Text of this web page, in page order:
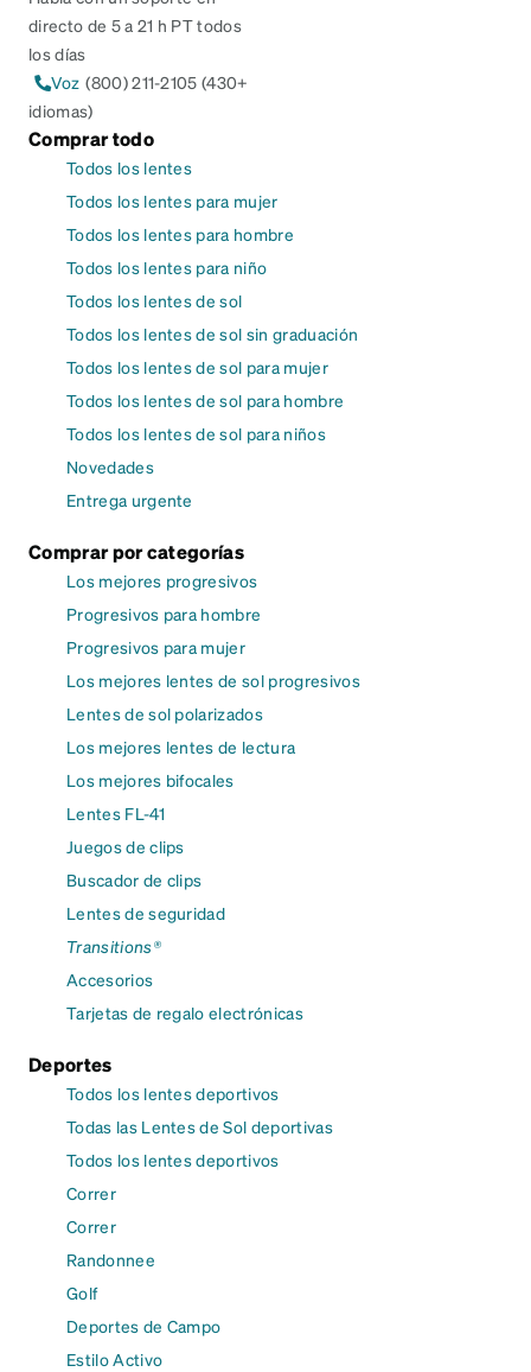
directo de 5 a 21 h PT todos
los días
Voz (800) 211-2105 (430+
idiomas)
Comprar todo
Todos los lentes
Todos los lentes para mujer
Todos los lentes para hombre
Todos los lentes para niño
Todos los lentes de sol
Todos los lentes de sol sin graduación
Todos los lentes de sol para mujer
Todos los lentes de sol para hombre
Todos los lentes de sol para niños
Novedades
Entrega urgente
Comprar por categorías
Los mejores progresivos
Progresivos para hombre
Progresivos para mujer
Los mejores lentes de sol progresivos
Lentes de sol polarizados
Los mejores lentes de lectura
Los mejores bifocales
Lentes FL-41
Juegos de clips
Buscador de clips
Lentes de seguridad
Transitions®
Accesorios
Tarjetas de regalo electrónicas
Deportes
Todos los lentes deportivos
Todas las Lentes de Sol deportivas
Todos los lentes deportivos
Correr
Correr
Randonnee
Golf
Deportes de Campo
Estilo Activo